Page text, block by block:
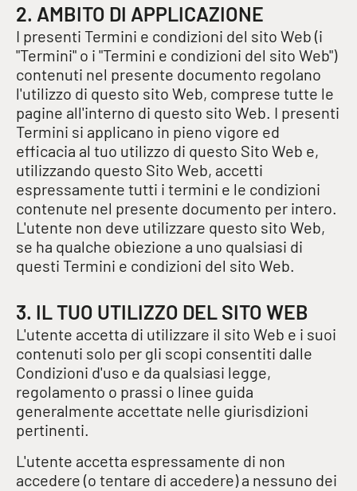
2. AMBITO DI APPLICAZIONE
I presenti Termini e condizioni del sito Web (i
"Termini" o i "Termini e condizioni del sito Web")
contenuti nel presente documento regolano
l'utilizzo di questo sito Web, comprese tutte le
pagine all'interno di questo sito Web. I presenti
Termini si applicano in pieno vigore ed
efficacia al tuo utilizzo di questo Sito Web e,
utilizzando questo Sito Web, accetti
espressamente tutti i termini e le condizioni
contenute nel presente documento per intero.
L'utente non deve utilizzare questo sito Web,
se ha qualche obiezione a uno qualsiasi di
questi Termini e condizioni del sito Web.
3. IL TUO UTILIZZO DEL SITO WEB
L'utente accetta di utilizzare il sito Web e i suoi
contenuti solo per gli scopi consentiti dalle
Condizioni d'uso e da qualsiasi legge,
regolamento o prassi o linee guida
generalmente accettate nelle giurisdizioni
pertinenti.
L'utente accetta espressamente di non
accedere (o tentare di accedere) a nessuno dei